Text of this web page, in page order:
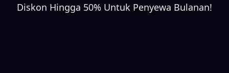
Diskon Hingga 50% Untuk Penyewa Bulanan!